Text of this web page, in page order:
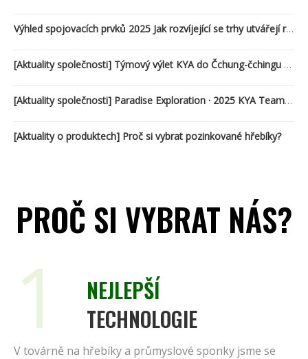
Výhled spojovacích prvků 2025 Jak rozvíjející se trhy utvářejí růst
[Aktuality společnosti] Týmový výlet KYA do Čchung-čchingu v roce 2024 se úspěšně uskutečnil
[Aktuality společnosti] Paradise Exploration · 2025 KYA Team Unity | Jiuzhaigou-Huanglong-Dujiangyan
[Aktuality o produktech] Proč si vybrat pozinkované hřebíky?
PROČ SI VYBRAT NÁS?
1
NEJLEPŠÍ
TECHNOLOGIE
V továrně na hřebíky a průmyslové sponky jsme se